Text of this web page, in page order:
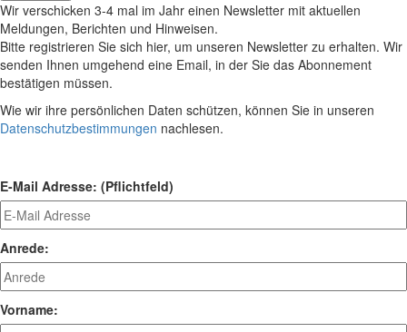
Wir verschicken 3-4 mal im Jahr einen Newsletter mit aktuellen
Meldungen, Berichten und Hinweisen.
Bitte registrieren Sie sich hier, um unseren Newsletter zu erhalten. Wir
senden Ihnen umgehend eine Email, in der Sie das Abonnement
bestätigen müssen.
Wie wir ihre persönlichen Daten schützen, können Sie in unseren
Datenschutzbestimmungen nachlesen.
E-Mail Adresse: (Pflichtfeld)
Anrede:
Vorname: